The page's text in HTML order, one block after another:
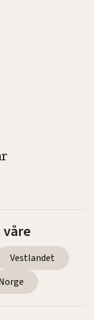
Vestlandet